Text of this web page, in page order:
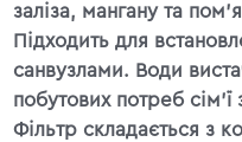
заліза, мангану та
Підходить для
санвузлами. Води
побутових потреб сім'ї
Фільтр складається з